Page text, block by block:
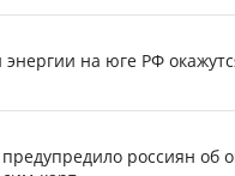
энергии на юге РФ
россиян об